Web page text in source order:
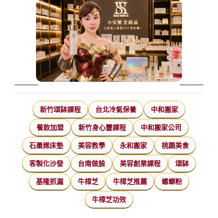
新竹頌缽課程 台北冷氣保養 中和搬家
餐飲加盟 新竹身心靈課程 中和搬家公司
石墨烯床墊 美容教學 永和搬家 桃園美食
客製化沙發 台南做臉 美容創業課程 頌缽
基隆抓漏 牛樟芝 牛樟芝推薦 螺螄粉
牛樟芝功效